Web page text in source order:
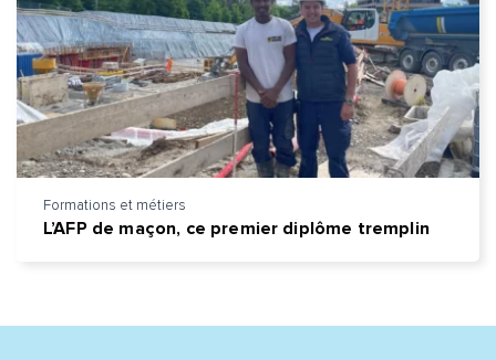
Formations et métiers
L’AFP de maçon, ce premier diplôme tremplin